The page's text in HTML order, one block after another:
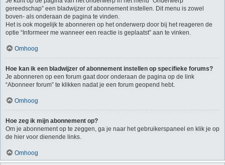
gereedschap” een bladwijzer of abonnement instellen. Dit menu is zowel
boven- als onderaan de pagina te vinden.
Het is ook mogelijk te abonneren op het onderwerp door bij het reageren de
optie “Informeer me wanneer een reactie is geplaatst” aan te vinken.
Omhoog
Hoe kan ik een bladwijzer of abonnement instellen op specifieke forums?
Je abonneren op een forum gaat door onderaan de pagina op de link
“Abonneer forum” te klikken nadat je een forum geopend hebt.
Omhoog
Hoe zeg ik mijn abonnement op?
Om je abonnement op te zeggen, ga je naar het gebruikerspaneel en klik je op
de hier voor dienende links.
Omhoog